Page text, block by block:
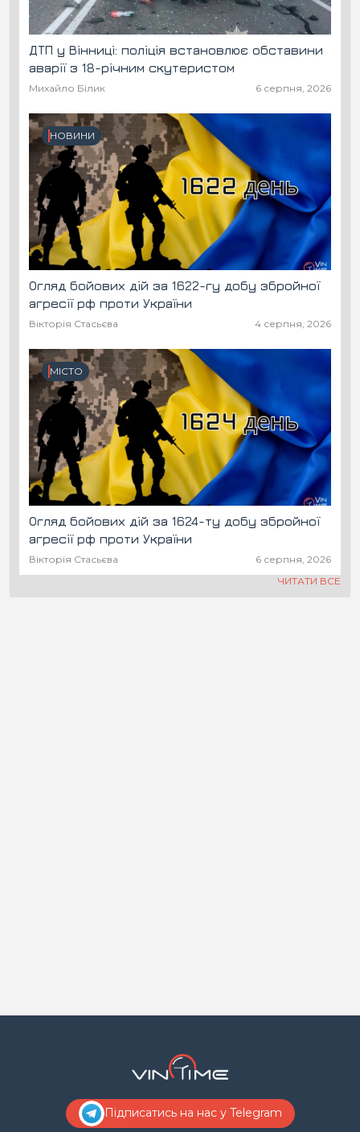
ДТП у Вінниці: поліція встановлює обставини
аварії з 18-річним скутеристом
Михайло Білик 6 серпня, 2026
НОВИНИ
Огляд бойових дій за 1622-гу добу збройної
агресії рф проти України
Вікторія Стасьєва 4 серпня, 2026
МІСТО
Огляд бойових дій за 1624-ту добу збройної
агресії рф проти України
Вікторія Стасьєва
6 серпня, 2026
ЧИТАТИ ВСЕ
Підписатись на нас у Telegram